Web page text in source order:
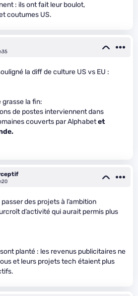
: ils ont fait leur boulot,
coutumes US.
la diff de culture US vs EU :
la fin:
de postes interviennent dans
couverts par Alphabetet
des projets à l’ambition
d’activité qui aurait permis plus
planté : les revenus publicitaires ne
et leurs projets tech étaient plus